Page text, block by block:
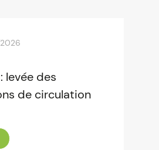
levée des
de circulation